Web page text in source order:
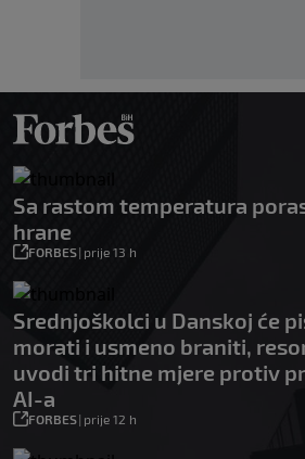
Sa rastom temperatura
hrane
FORBES| prije 13 h
Srednjoškolci u Danskoj će
morati i usmeno braniti,
uvodi tri hitne mjere protiv
AI-a
FORBES| prije 12 h